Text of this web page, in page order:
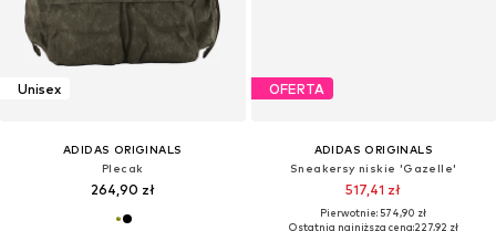
Unisex
ADIDAS ORIGINALS
Plecak
264,90 zł
OFERTA
ADIDAS ORIGINALS
Sneakersy niskie 'Gazelle'
517,41 zł
Pierwotnie: 574,90 zł
Ostatnia najniższa cena:227,92 zł